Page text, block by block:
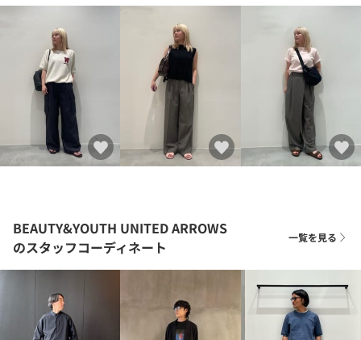
BEAUTY&YOUTH UNITED ARROWS
のスタッフコーディネート
一覧を見る